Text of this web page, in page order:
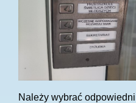
Należy wybrać